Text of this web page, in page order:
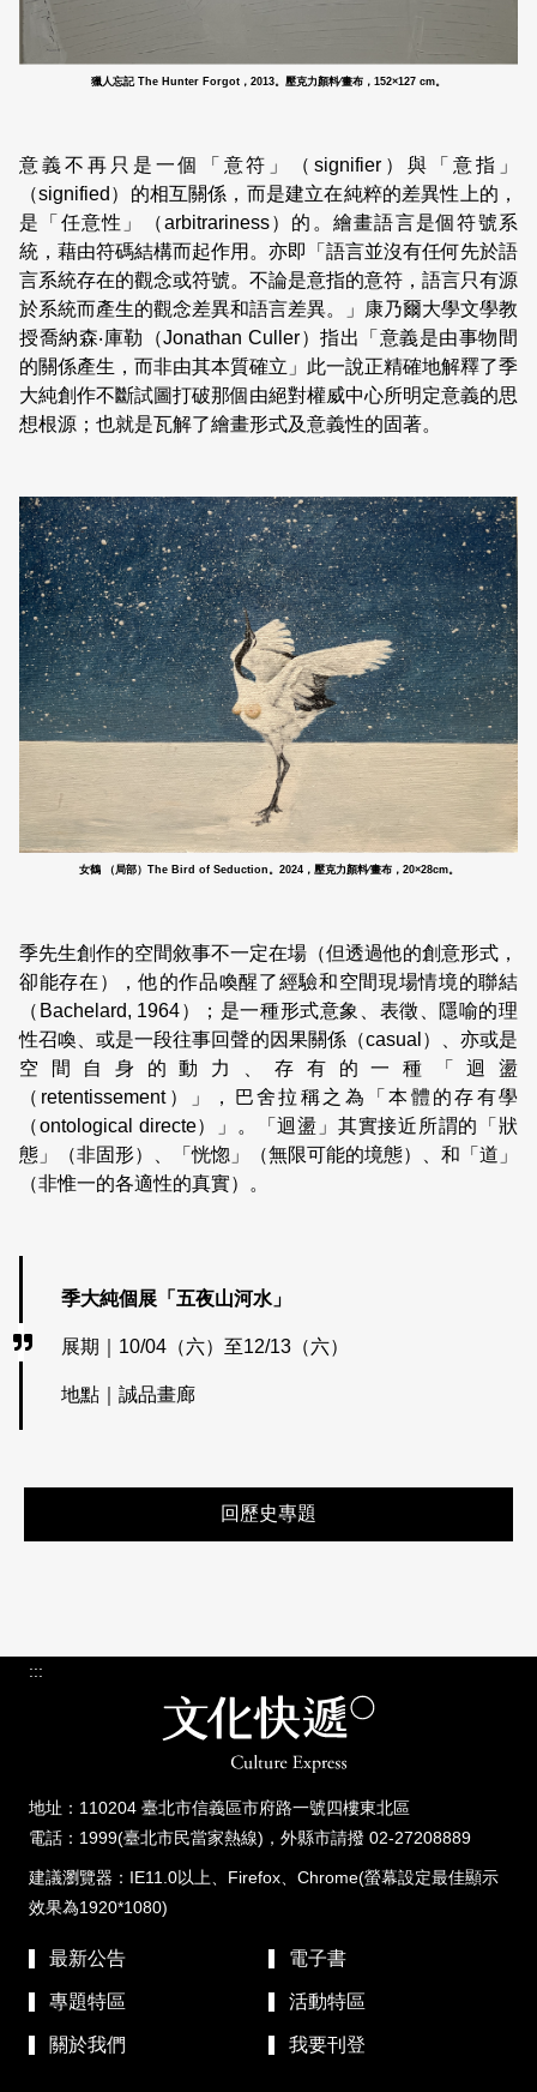
獵人忘記 The Hunter Forgot，2013。壓克力顏料∕畫布，152×127 cm。
意義不再只是一個「意符」（signifier）與「意指」
（signified）的相互關係，而是建立在純粹的差異性上的，
是「任意性」（arbitrariness）的。繪畫語言是個符號系
統，藉由符碼結構而起作用。亦即「語言並沒有任何先於語
言系統存在的觀念或符號。不論是意指的意符，語言只有源
於系統而產生的觀念差異和語言差異。」康乃爾大學文學教
授喬納森‧庫勒（Jonathan Culler）指出「意義是由事物間
的關係產生，而非由其本質確立」此一說正精確地解釋了季
大純創作不斷試圖打破那個由絕對權威中心所明定意義的思
想根源；也就是瓦解了繪畫形式及意義性的固著。
女鶴 （局部）The Bird of Seduction。2024，壓克力顏料∕畫布，20×28cm。
季先生創作的空間敘事不一定在場（但透過他的創意形式，
卻能存在），他的作品喚醒了經驗和空間現場情境的聯結
（Bachelard, 1964）；是一種形式意象、表徵、隱喻的理
性召喚、或是一段往事回聲的因果關係（casual）、亦或是
空間自身的動力、存有的一種「迴盪
（retentissement）」，巴舍拉稱之為「本體的存有學
（ontological directe）」。「迴盪」其實接近所謂的「狀
態」（非固形）、「恍惚」（無限可能的境態）、和「道」
（非惟一的各適性的真實）。
季大純個展「五夜山河水」
展期｜10/04（六）至12/13（六）
地點｜誠品畫廊
回歷史專題
:::
地址：110204 臺北市信義區市府路一號四樓東北區
電話：1999(臺北市民當家熱線)，外縣市請撥 02-27208889
建議瀏覽器：IE11.0以上、Firefox、Chrome(螢幕設定最佳顯示
效果為1920*1080)
最新公告 電子書
專題特區 活動特區
關於我們 我要刊登